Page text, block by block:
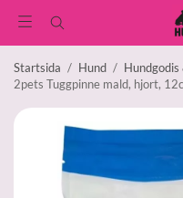
Startsida / Hund / Hundgodis
2pets Tuggpinne mald, hjort,